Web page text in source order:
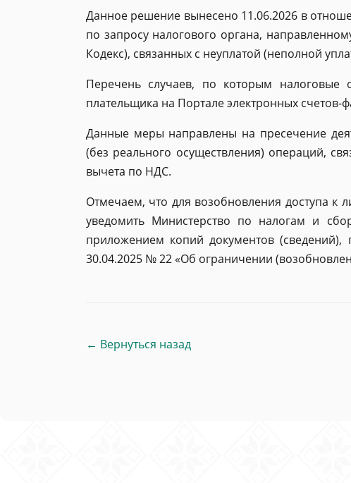
Данное решение вынесено 11.06.2026 в
по запросу налогового органа,
Кодекс), связанных с неуплатой (неполной
Перечень случаев, по которым налоговые
плательщика на Портале электронных счетов-
Данные меры направлены на пресечение
(без реального осуществления) операций,
вычета по НДС.
Отмечаем, что для возобновления доступа к
уведомить Министерство по налогам и
приложением копий документов
30.04.2025 № 22 «Об ограничении
← Вернуться назад